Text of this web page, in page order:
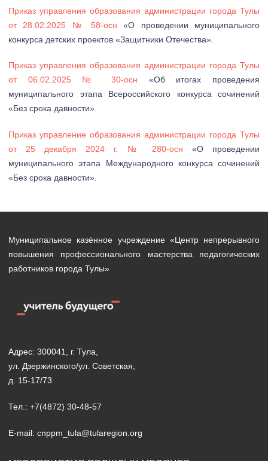
Приказ управления образования администрации города Тулы
от 28.02.2025 № 58-осн «О проведении муниципального
конкурса детских проектов «Защитники Отечества».
Приказ управления образования администрации города Тулы
от 06.02.2025 № 30-осн «Об итогах проведения
муниципального этапа Всероссийского конкурса сочинений
«Без срока давности».
Приказ управление образования администрации города Тулы
от 25 декабря 2024 г. № 280-осн «О проведении
муниципального этапа Международного конкурса сочинений
«Без срока давности».
Муниципальное казённое учреждение «Центр непрерывного
повышения профессионального мастерства педагогических
работников города Тулы»
Адрес: 300041, г. Тула,
ул. Дзержинского/ул. Советская,
д. 15-17/73
Тел.: +7(4872) 30-48-57
E-mail: cnppm_tula@tularegion.org